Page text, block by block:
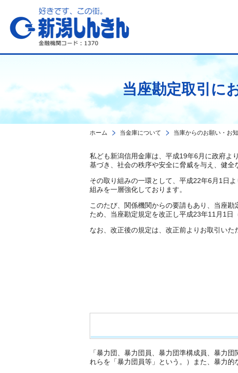
当座勘定取引に
ホーム 当金庫について 当庫からのお願い・お
私ども新潟信用金庫は、平成19年6月に政府よ
基づき、社会の秩序や安全に脅威を与え、健全
その取り組みの一環として、平成22年6月1日
組みを一層強化しております。
このたび、関係機関からの要請もあり、当座
ため、当座勘定規定を改正し平成23年11月1日
なお、改正後の規定は、改正前よりお取引いた
「暴力団、暴力団員、暴力団準構成員、暴力
れらを「暴力団員等」という。）また、暴力的